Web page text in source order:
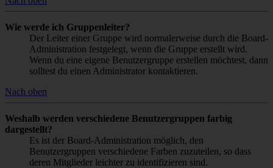
Wie werde ich Gruppenleiter?
Der Leiter einer Gruppe wird normalerweise durch die Board-
Administration festgelegt, wenn die Gruppe erstellt wird.
Wenn du eine eigene Benutzergruppe erstellen möchtest, dann
solltest du einen Administrator kontaktieren.
Nach oben
Weshalb werden verschiedene Benutzergruppen farbig
dargestellt?
Es ist der Board-Administration möglich, den
Benutzergruppen verschiedene Farben zuzuteilen, so dass
deren Mitglieder leichter zu identifizieren sind.